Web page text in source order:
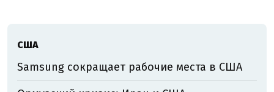
США
Samsung сокращает рабочие места в США